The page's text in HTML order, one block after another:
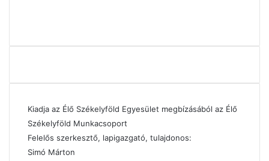
Kiadja az Élő Székelyföld Egyesület megbízásából az Élő
Székelyföld Munkacsoport
Felelős szerkesztő, lapigazgató, tulajdonos:
Simó Márton